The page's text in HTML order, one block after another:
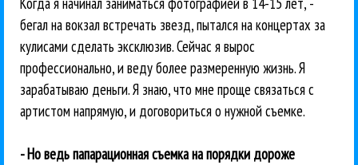
бегал на вокзал встречать звезд, пытался на концертах за
кулисами сделать эксклюзив. Сейчас я вырос
профессионально, и веду более размеренную жизнь. Я
зарабатываю деньги. Я знаю, что мне проще связаться с
артистом напрямую, и договориться о нужной съемке.
- Но ведь папарационная съемка на порядки дороже